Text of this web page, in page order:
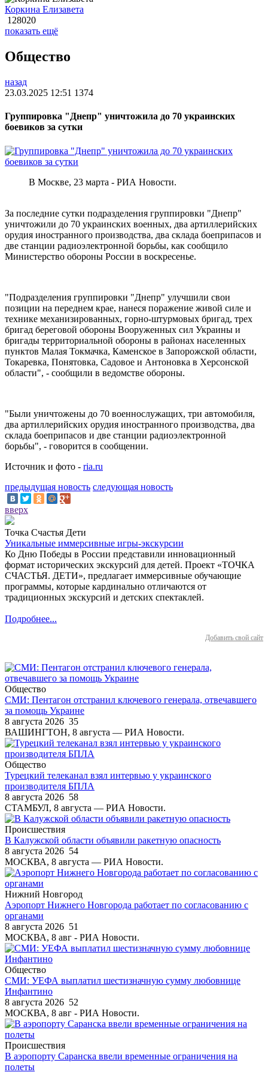
Коркина Елизавета
128020
показать ещё
Общество
назад
23.03.2025 12:51 1374
Группировка "Днепр" уничтожила до 70 украинских
боевиков за сутки
В Москве, 23 марта - РИА Новости.
За последние сутки подразделения группировки "Днепр"
уничтожили до 70 украинских военных, два артиллерийских
орудия иностранного производства, два склада боеприпасов и
две станции радиоэлектронной борьбы, как сообщило
Министерство обороны России в воскресенье.
"Подразделения группировки "Днепр" улучшили свои
позиции на переднем крае, нанеся поражение живой силе и
технике механизированных, горно-штурмовых бригад, трех
бригад береговой обороны Вооруженных сил Украины и
бригады территориальной обороны в районах населенных
пунктов Малая Токмачка, Каменское в Запорожской области,
Токаревка, Понятовка, Садовое и Антоновка в Херсонской
области", - сообщили в ведомстве обороны.
"Были уничтожены до 70 военнослужащих, три автомобиля,
два артиллерийских орудия иностранного производства, два
склада боеприпасов и две станции радиоэлектронной
борьбы", - говорится в сообщении.
Источник и фото - ria.ru
предыдущая новость следующая новость
вверх
Точка Счастья Дети
Уникальные иммерсивные игры-экскурсии
Ко Дню Победы в России представили инновационный
формат исторических экскурсий для детей. Проект «ТОЧКА
СЧАСТЬЯ. ДЕТИ», предлагает иммерсивные обучающие
программы, которые кардинально отличаются от
традиционных экскурсий и детских спектаклей.
Подробнее...
Добавить свой сайт
Общество
СМИ: Пентагон отстранил ключевого генерала, отвечавшего
за помощь Украине
8 августа 2026 35
ВАШИНГТОН, 8 августа — РИА Новости.
Общество
Турецкий телеканал взял интервью у украинского
производителя БПЛА
8 августа 2026 58
СТАМБУЛ, 8 августа — РИА Новости.
Происшествия
В Калужской области объявили ракетную опасность
8 августа 2026 54
МОСКВА, 8 августа — РИА Новости.
Нижний Новгород
Аэропорт Нижнего Новгорода работает по согласованию с
органами
8 августа 2026 51
МОСКВА, 8 авг - РИА Новости.
Общество
СМИ: УЕФА выплатил шестизначную сумму любовнице
Инфантино
8 августа 2026 52
МОСКВА, 8 авг - РИА Новости.
Происшествия
В аэропорту Саранска ввели временные ограничения на
полеты